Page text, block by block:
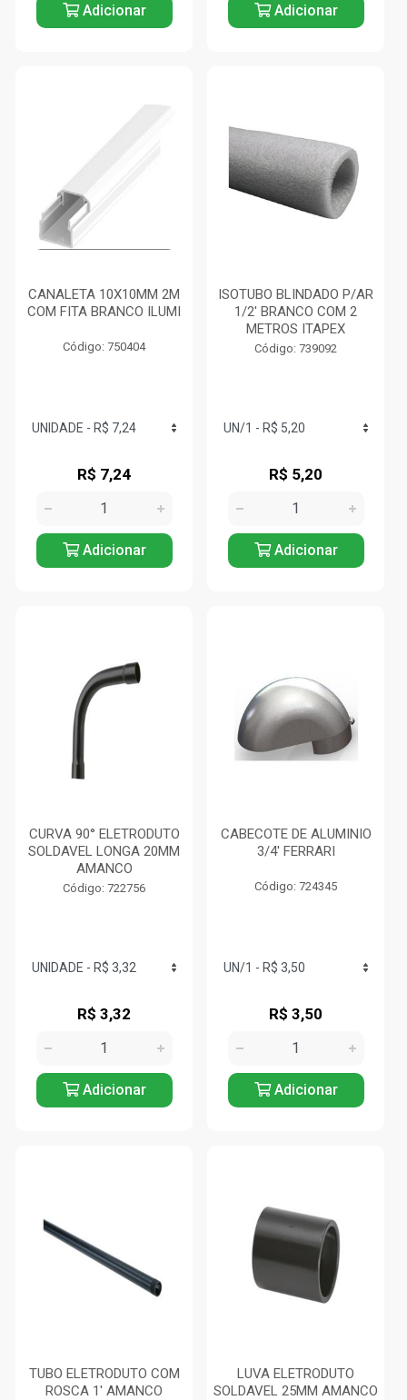
Adicionar Adicionar
CANALETA 10X10MM 2M
COM FITA BRANCO ILUMI
Código: 750404
R$ 7,24
Adicionar
ISOTUBO BLINDADO P/AR
1/2' BRANCO COM 2
METROS ITAPEX
Código: 739092
R$ 5,20
Adicionar
CURVA 90° ELETRODUTO
SOLDAVEL LONGA 20MM
AMANCO
Código: 722756
R$ 3,32
Adicionar
CABECOTE DE ALUMINIO
3/4' FERRARI
Código: 724345
R$ 3,50
Adicionar
TUBO ELETRODUTO COM
ROSCA 1' AMANCO
LUVA ELETRODUTO
SOLDAVEL 25MM AMANCO